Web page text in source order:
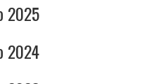
2025
2024